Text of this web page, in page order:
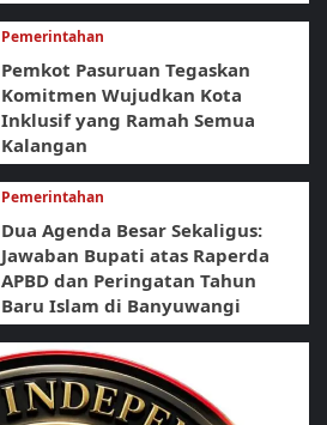
Pemerintahan
Pemkot Pasuruan Tegaskan
Komitmen Wujudkan Kota
Inklusif yang Ramah Semua
Kalangan
Pemerintahan
Dua Agenda Besar Sekaligus:
Jawaban Bupati atas Raperda
APBD dan Peringatan Tahun
Baru Islam di Banyuwangi